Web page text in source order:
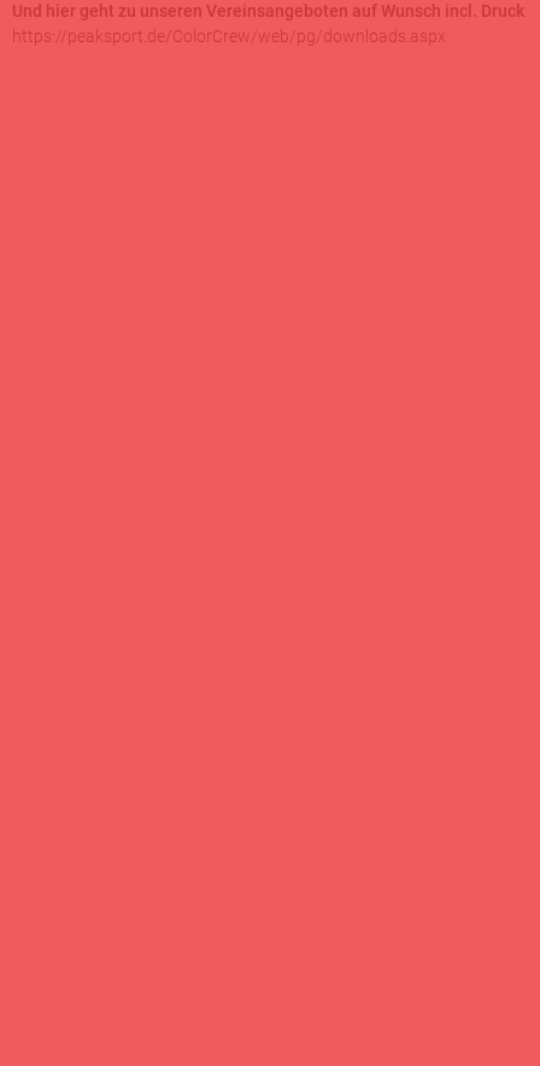
Und hier geht zu unseren Vereinsangeboten auf Wunsch incl. Druck
https://peaksport.de/ColorCrew/web/pg/downloads.aspx